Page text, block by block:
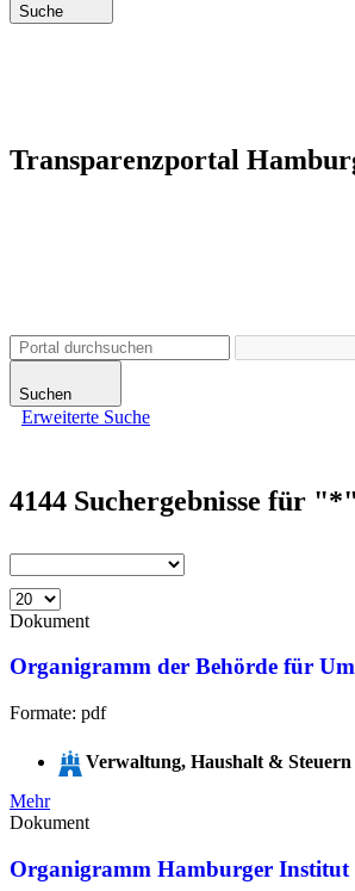
Suche
Transparenzportal
Suchen
Erweiterte Suche
4144 Suchergebnisse für "*"
Dokument
Organigramm der Behörde für
Formate: pdf
Verwaltung, Haushalt & Steuern
Mehr
Dokument
Organigramm Hamburger